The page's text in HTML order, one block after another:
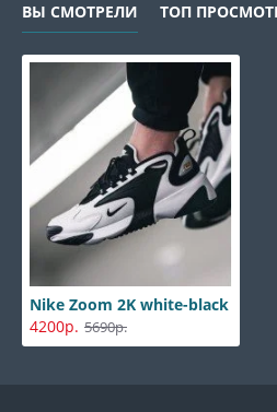
ВЫ СМОТРЕЛИ ТОП
Nike Zoom 2K white-black
4200р. 5690р.